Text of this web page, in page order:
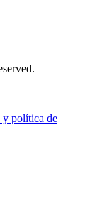
y política de